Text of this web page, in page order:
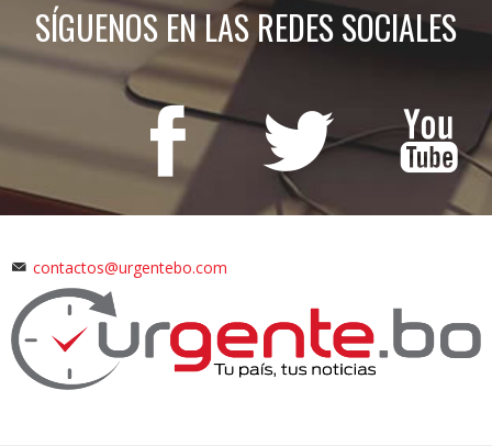
SÍGUENOS EN LAS REDES SOCIALES
contactos@urgentebo.com